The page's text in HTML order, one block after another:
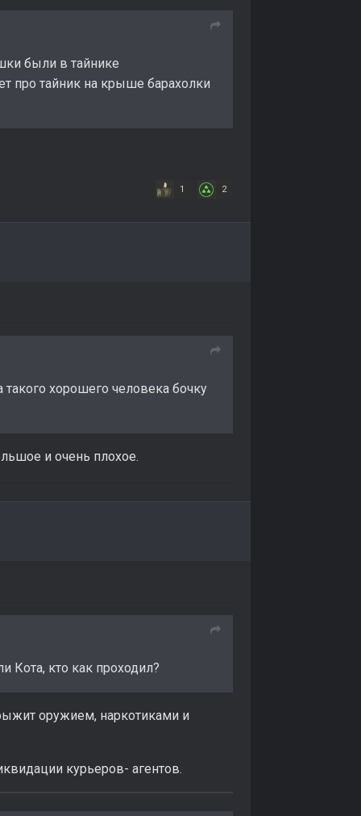
были в тайнике
про тайник на крыше барахолки
1 2
хорошего человека бочку
и очень плохое.
Кота, кто как проходил?
оружием, наркотиками и
курьеров- агентов.